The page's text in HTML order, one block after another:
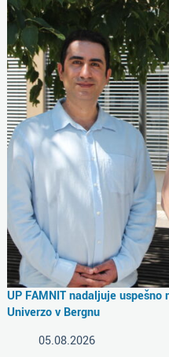
UP FAMNIT nadaljuje uspešno
Univerzo v Bergnu
05.08.2026